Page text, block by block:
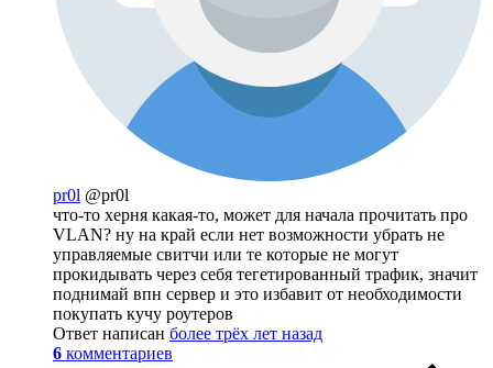
pr0l @pr0l
что-то херня какая-то, может для начала прочитать про
VLAN? ну на край если нет возможности убрать не
управляемые свитчи или те которые не могут
прокидывать через себя тегетированный трафик, значит
поднимай впн сервер и это избавит от необходимости
покупать кучу роутеров
Ответ написан более трёх лет назад
6 комментариев